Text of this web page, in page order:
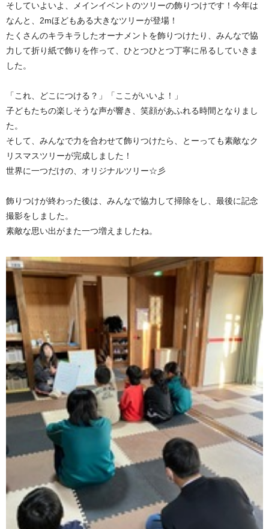
そしていよいよ、メインイベントのツリーの飾りつけです！今年は
なんと、2mほどもある大きなツリーが登場！
たくさんのキラキラしたオーナメントを飾りつけたり、みんなで協
力して折り紙で飾りを作って、ひとつひとつ丁寧に吊るしていきま
した。
「これ、どこにつける？」「ここがいいよ！」
子どもたちの楽しそうな声が響き、笑顔があふれる時間となりまし
た。
そして、みんなで力を合わせて飾りつけたら、とーっても素敵なク
リスマスツリーが完成しました！
世界に一つだけの、オリジナルツリー☆彡
飾りつけが終わった後は、みんなで協力して掃除をし、最後に記念
撮影をしました。
素敵な思い出がまた一つ増えましたね。